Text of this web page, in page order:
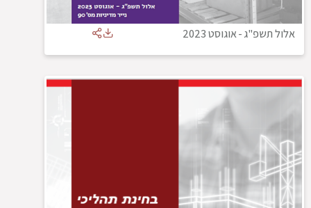
אלול תשפ"ג-אוגוסט 2023